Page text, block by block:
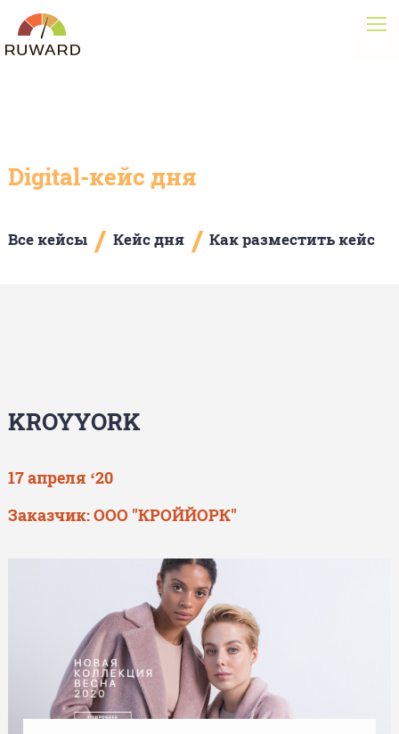
Digital-кейс дня
Все кейсы / Кейс дня / Как разместить кейс
KROYYORK
17 апреля ‘20
Заказчик:ООО "КРОЙЙОРК"